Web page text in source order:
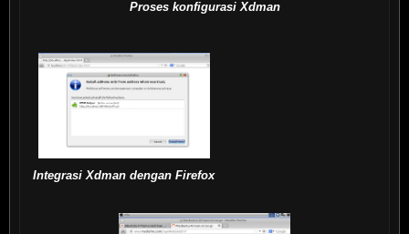
Proses konfigurasi Xdman
Integrasi Xdman dengan Firefox